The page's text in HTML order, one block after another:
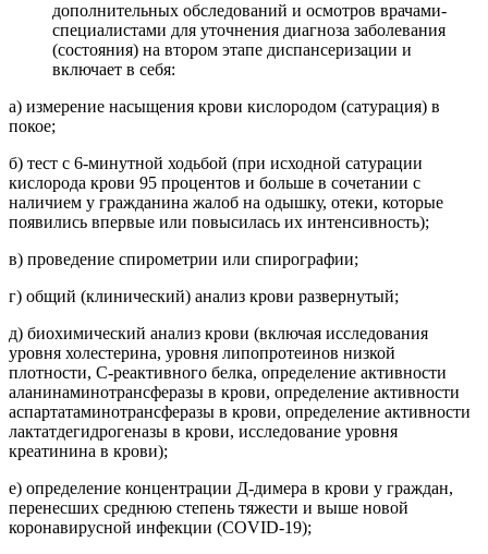
дополнительных обследований и осмотров врачами-
специалистами для уточнения диагноза заболевания
(состояния) на втором этапе диспансеризации и
включает в себя:
а) измерение насыщения крови кислородом (сатурация) в
покое;
б) тест с 6-минутной ходьбой (при исходной сатурации
кислорода крови 95 процентов и больше в сочетании с
наличием у гражданина жалоб на одышку, отеки, которые
появились впервые или повысилась их интенсивность);
в) проведение спирометрии или спирографии;
г) общий (клинический) анализ крови развернутый;
д) биохимический анализ крови (включая исследования
уровня холестерина, уровня липопротеинов низкой
плотности, С-реактивного белка, определение активности
аланинаминотрансферазы в крови, определение активности
аспартатаминотрансферазы в крови, определение активности
лактатдегидрогеназы в крови, исследование уровня
креатинина в крови);
е) определение концентрации Д-димера в крови у граждан,
перенесших среднюю степень тяжести и выше новой
коронавирусной инфекции (COVID-19);